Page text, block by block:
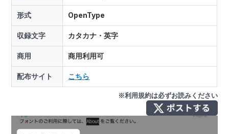
形式 OpenType
収録文字 カタカナ・英字
商用 商用利用可
配布サイト こちら
※利用規約は必ずお読みください